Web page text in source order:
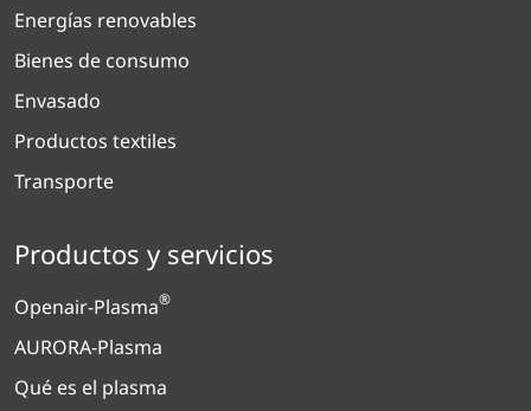
Energías renovables
Bienes de consumo
Envasado
Productos textiles
Transporte
Productos y servicios
Openair-Plasma®
AURORA-Plasma
Qué es el plasma